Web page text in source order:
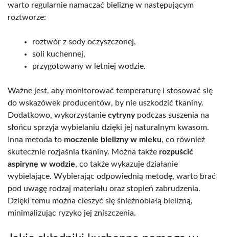
warto regularnie namaczać bieliznę w następującym
roztworze:
roztwór z sody oczyszczonej,
soli kuchennej,
przygotowany w letniej wodzie.
Ważne jest, aby monitorować temperaturę i stosować się
do wskazówek producentów, by nie uszkodzić tkaniny.
Dodatkowo, wykorzystanie cytrynypodczas suszenia na
słońcu sprzyja wybielaniu dzięki jej naturalnym kwasom.
Inna metoda to moczenie bielizny w mleku, co również
skutecznie rozjaśnia tkaniny. Można także rozpuścić
aspirynę w wodzie, co także wykazuje działanie
wybielające. Wybierając odpowiednią metodę, warto brać
pod uwagę rodzaj materiału oraz stopień zabrudzenia.
Dzięki temu można cieszyć się śnieżnobiałą bielizną,
minimalizując ryzyko jej zniszczenia.